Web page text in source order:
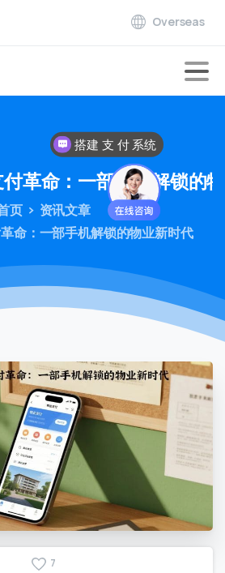
Overseas
革命：一部手机解锁的
页
资讯文章
命：一部手机解锁的物业新时代
7
搭建 支 付 系统